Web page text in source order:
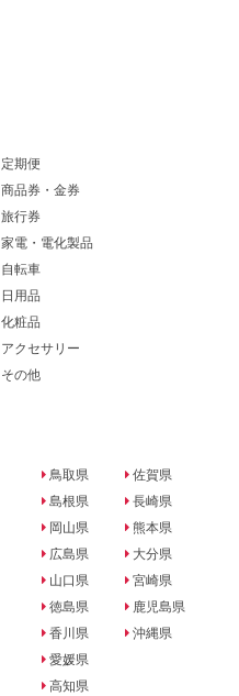
定期便
商品券・金券
旅行券
家電・電化製品
自転車
日用品
化粧品
アクセサリー
その他
鳥取県
島根県
岡山県
広島県
山口県
徳島県
香川県
愛媛県
高知県
佐賀県
長崎県
熊本県
大分県
宮崎県
鹿児島県
沖縄県